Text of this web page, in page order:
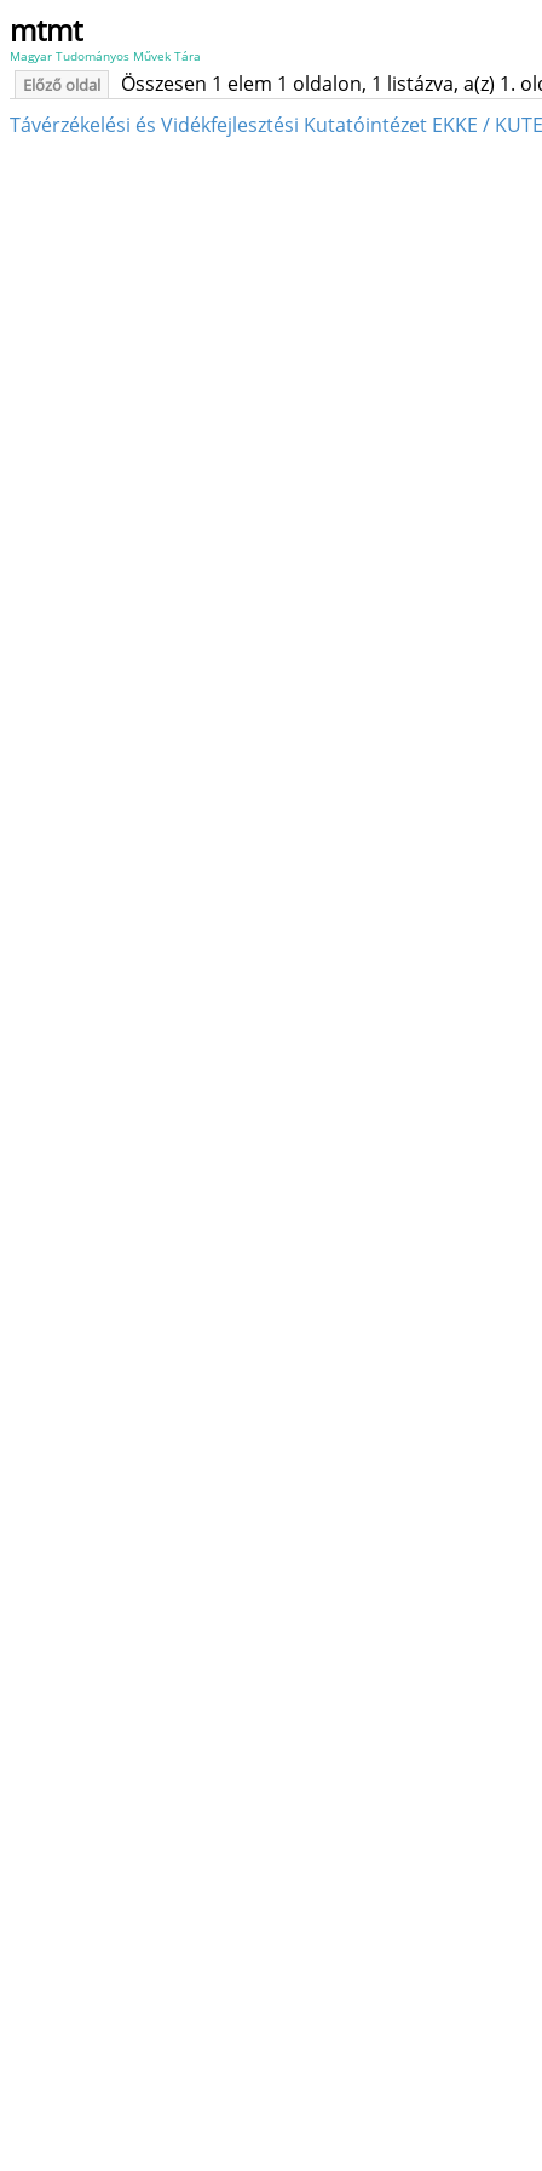
mtmt
Magyar Tudományos Művek Tára
Előző oldal
Összesen 1 elem 1 oldalon, 1 listázva, a(z) 1.
Távérzékelési és Vidékfejlesztési Kutatóintézet EKKE /